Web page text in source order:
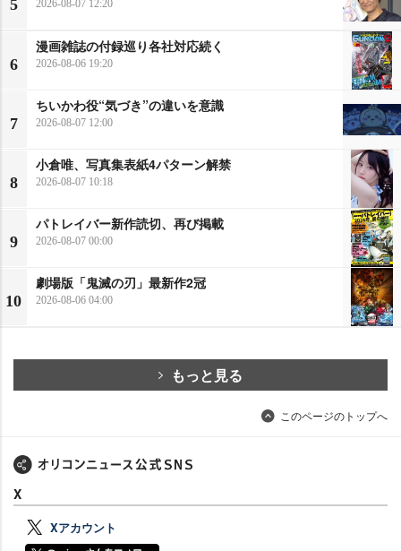
5 2026-08-07 12:20
6
漫画雑誌の付録巡り各社対応続く
2026-08-06 19:20
7
ちいかわ役“気づき”の違いを意識
2026-08-07 12:00
8
小倉唯、写真集表紙4パターン解禁
2026-08-07 10:18
9
パトレイバー新作読切、再び掲載
2026-08-07 00:00
10
劇場版「鬼滅の刃」最新作2冠
2026-08-06 04:00
もっと見る
このページのトップへ
X
Xアカウント